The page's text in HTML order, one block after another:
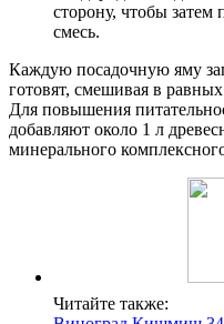
сторону, чтобы затем
смесь.
Каждую посадочную яму
готовят, смешивая в
Для повышения
добавляют около 1 л
минерального
Читайте также: